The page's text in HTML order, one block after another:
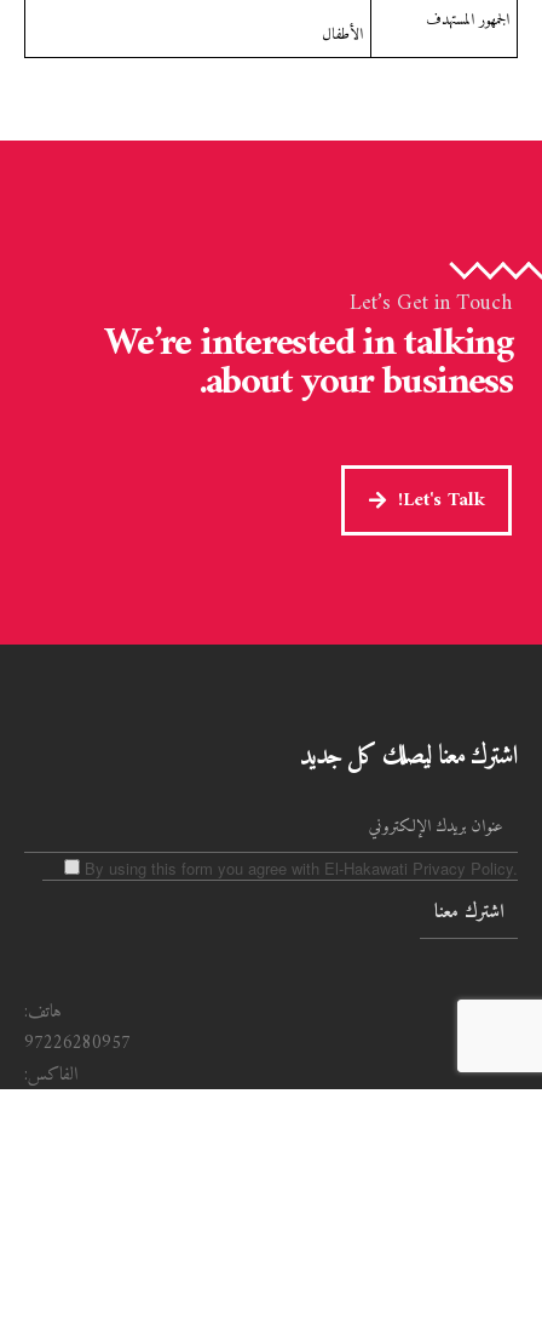
الجمهور المستهدف
الأطفال
Let’s Get in Touch
We’re interested in talking
about your business.
Let's Talk!
اشترك معنا ليصلك كل جديد
By using this form you agree with El-Hakawati Privacy Policy.
هاتف:
97226280957
الفاكس: